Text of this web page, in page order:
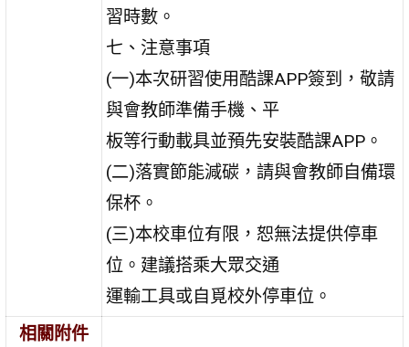
習時數。
七、注意事項
(一)本次研習使用酷課APP簽到，敬請
與會教師準備手機、平
板等行動載具並預先安裝酷課APP。
(二)落實節能減碳，請與會教師自備環
保杯。
(三)本校車位有限，恕無法提供停車
位。建議搭乘大眾交通
運輸工具或自覓校外停車位。
相關附件